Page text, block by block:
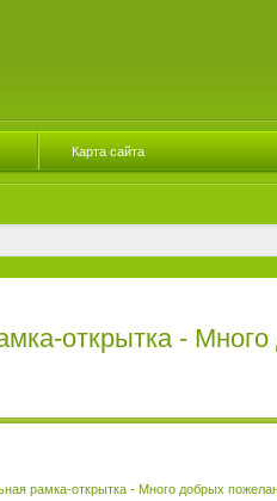
Карта сайта
открытка -